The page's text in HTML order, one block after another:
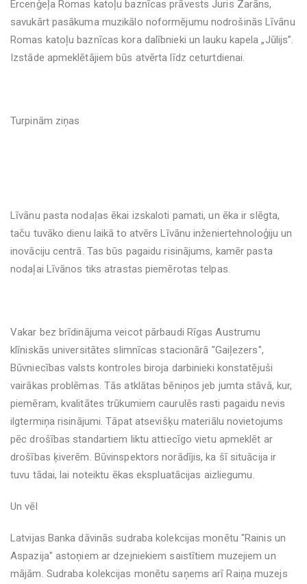
Ercenģeļa Romas katoļu baznīcas prāvests Juris Zarāns,
savukārt pasākuma muzikālo noformējumu nodrošinās Līvānu
Romas katoļu baznīcas kora dalībnieki un lauku kapela „Jūlijs”.
Izstāde apmeklētājiem būs atvērta līdz ceturtdienai.
Turpinām ziņas
Līvānu pasta nodaļas ēkai izskaloti pamati, un ēka ir slēgta,
taču tuvāko dienu laikā to atvērs Līvānu inženiertehnoloģiju un
inovāciju centrā. Tas būs pagaidu risinājums, kamēr pasta
nodaļai Līvānos tiks atrastas piemērotas telpas.
Vakar bez brīdinājuma veicot pārbaudi Rīgas Austrumu
klīniskās universitātes slimnīcas stacionārā "Gaiļezers",
Būvniecības valsts kontroles biroja darbinieki konstatējuši
vairākas problēmas. Tās atklātas bēniņos jeb jumta stāvā, kur,
piemēram, kvalitātes trūkumiem caurulēs rasti pagaidu nevis
ilgtermiņa risinājumi. Tāpat atsevišķu materiālu novietojums
pēc drošības standartiem liktu attiecīgo vietu apmeklēt ar
drošības ķiverēm. Būvinspektors norādījis, ka šī situācija ir
tuvu tādai, lai noteiktu ēkas ekspluatācijas aizliegumu.
Un vēl
Latvijas Banka dāvinās sudraba kolekcijas monētu "Rainis un
Aspazija" astoņiem ar dzejniekiem saistītiem muzejiem un
mājām. Sudraba kolekcijas monētu saņems arī Raiņa muzejs